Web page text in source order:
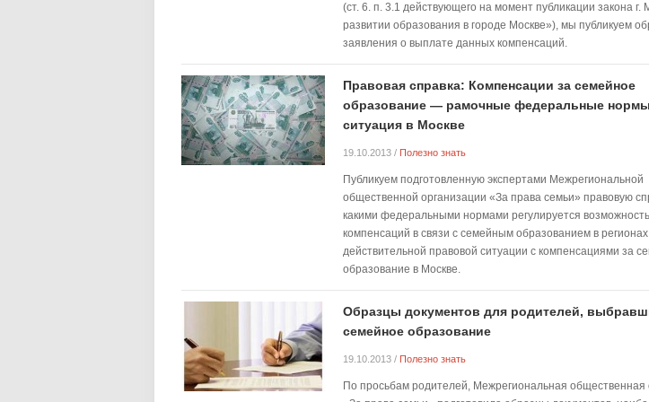
(ст. 6. п. 3.1 действующего на момент публикации закона г.
развитии образования в городе Москве»), мы публикуем
заявления о выплате данных компенсаций.
Правовая справка: Компенсации за семейное
образование — рамочные федеральные
ситуация в Москве
19.10.2013 / Полезно знать
Публикуем подготовленную экспертами Межрегиональной
общественной организации «За права семьи» правовую
какими федеральными нормами регулируется
компенсаций в связи с семейным образованием в
действительной правовой ситуации с компенсациями за
образование в Москве.
Образцы документов для родителей,
семейное образование
19.10.2013 / Полезно знать
По просьбам родителей, Межрегиональная общественная